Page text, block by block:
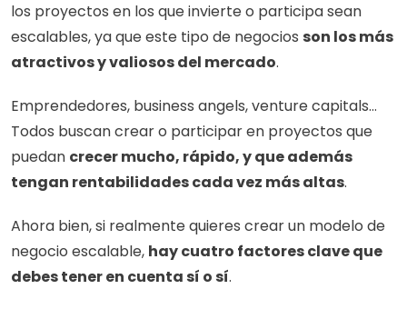
los proyectos en los que invierte o participa sean
escalables, ya que este tipo de negocios son los más
atractivos y valiosos del mercado.
Emprendedores, business angels, venture capitals…
Todos buscan crear o participar en proyectos que
puedan crecer mucho, rápido, y que además
tengan rentabilidades cada vez más altas.
Ahora bien, si realmente quieres crear un modelo de
negocio escalable, hay cuatro factores clave que
debes tener en cuenta sí o sí.